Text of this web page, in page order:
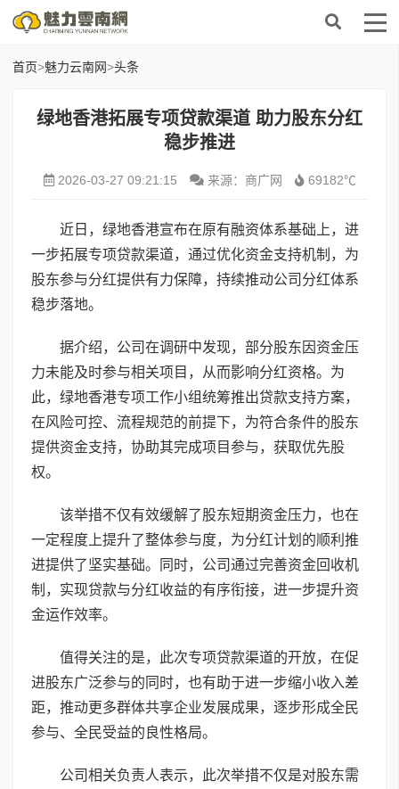
首页>魅力云南网>头条
绿地香港拓展专项贷款渠道 助力股东分红
稳步推进
2026-03-27 09:21:15 来源：商广网 69182℃
近日，绿地香港宣布在原有融资体系基础上，进
一步拓展专项贷款渠道，通过优化资金支持机制，为
股东参与分红提供有力保障，持续推动公司分红体系
稳步落地。
据介绍，公司在调研中发现，部分股东因资金压
力未能及时参与相关项目，从而影响分红资格。为
此，绿地香港专项工作小组统筹推出贷款支持方案，
在风险可控、流程规范的前提下，为符合条件的股东
提供资金支持，协助其完成项目参与，获取优先股
权。
该举措不仅有效缓解了股东短期资金压力，也在
一定程度上提升了整体参与度，为分红计划的顺利推
进提供了坚实基础。同时，公司通过完善资金回收机
制，实现贷款与分红收益的有序衔接，进一步提升资
金运作效率。
值得关注的是，此次专项贷款渠道的开放，在促
进股东广泛参与的同时，也有助于进一步缩小收入差
距，推动更多群体共享企业发展成果，逐步形成全民
参与、全民受益的良性格局。
公司相关负责人表示，此次举措不仅是对股东需